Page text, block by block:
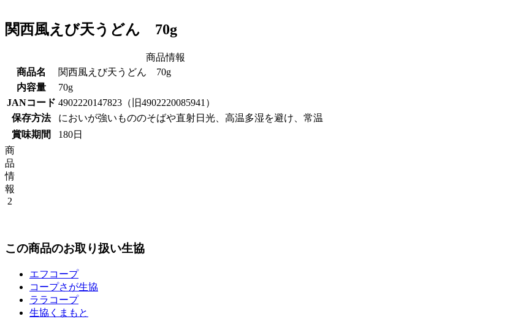
関西風えび天うどん 70g
商品情報
商品名
関西風えび天うどん 70g
内容量
70g
JANコード 4902220147823（旧4902220085941）
保存方法
においが強いもののそばや直射日光、高温多湿を避け、常温
賞味期間
180日
商
品
情
報
2
この商品のお取り扱い生協
エフコープ
コープさが生協
ララコープ
生協くまもと